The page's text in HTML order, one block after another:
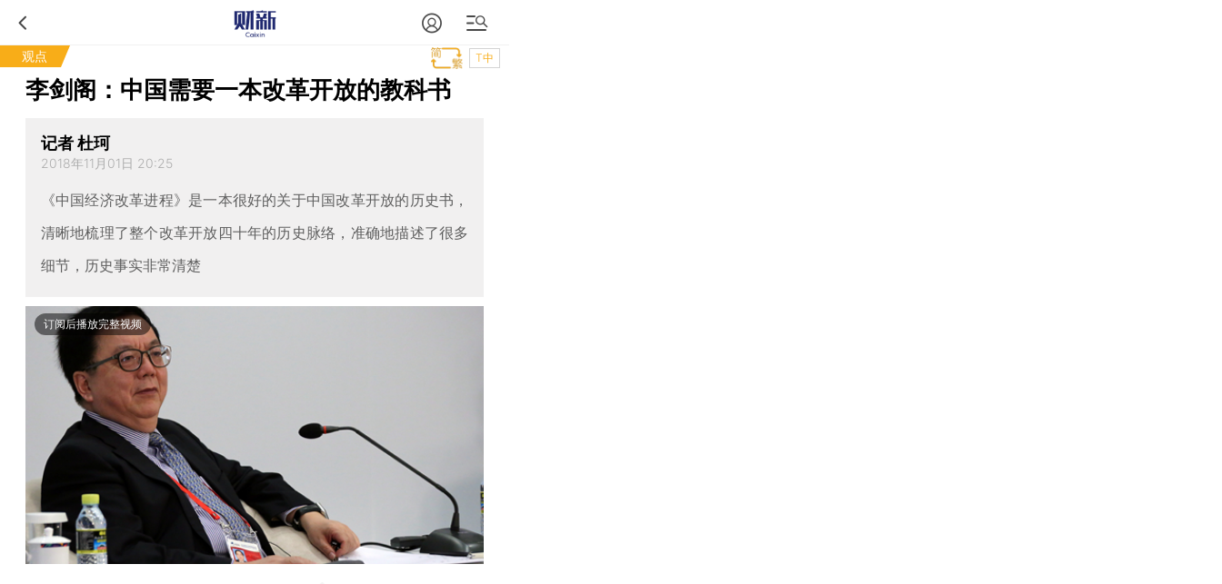
观点 T中
李剑阁：中国需要一本改革开放的教科书
记者 杜珂
2018年11月01日 20:25
《中国经济改革进程》是一本很好的关于中国改革开放的历史书，
清晰地梳理了整个改革开放四十年的历史脉络，准确地描述了很多
细节，历史事实非常清楚
订阅后播放完整视频